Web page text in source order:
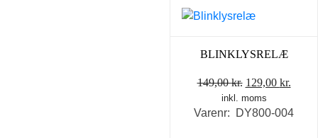
BLINKLYSRELÆ
149,00kr. Den
oprindelige
pris
129,00 kr.
pris
inkl. moms
Varenr: DY800-004